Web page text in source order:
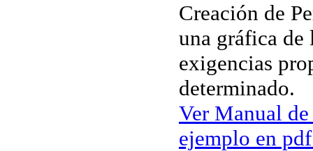
Creación de
una gráfica de
exigencias
determinado.
Ver Manual
ejemplo en